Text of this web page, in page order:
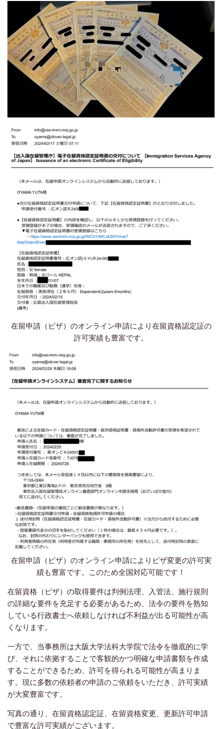
在留申請（ビザ）のオンライン申請により在留資格認定証の
許可実績も豊富です。
在留申請（ビザ）のオンライン申請によりビザ変更の許可実
績も豊富です。このため全国対応可能です！
在留資格（ビザ）の取得要件は判例法理、入管法、施行規則
の詳細な要件を充足する必要があるため、法令の要件を熟知
している行政書士へ依頼しなければ不利益が出る可能性が高
くなります。
一方で、当事務所は大阪大学法科大学院で法令を徹底的に学
び、それに依拠することで客観的かつ明確な申請書類を作成
することができるため、許可を得られる可能性が高まりま
す。現に多数の依頼者の申請のご依頼をいただき、許可実績
が大変豊富です。
写真の通り、在留資格認定証、在留資格変更、更新許可申請
で豊富な許可実績がございます。